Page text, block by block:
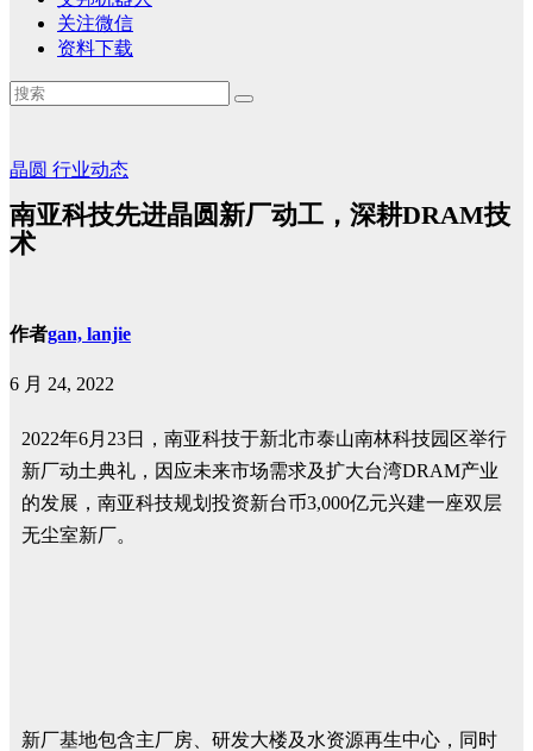
关注微信
资料下载
晶圆 行业动态
南亚科技先进晶圆新厂动工，深耕DRAM技
术
作者gan, lanjie
6 月 24, 2022
2022年6月23日，南亚科技于新北市泰山南林科技园区举行
新厂动土典礼，因应未来市场需求及扩大台湾DRAM产业
的发展，南亚科技规划投资新台币3,000亿元兴建一座双层
无尘室新厂。
新厂基地包含主厂房、研发大楼及水资源再生中心，同时